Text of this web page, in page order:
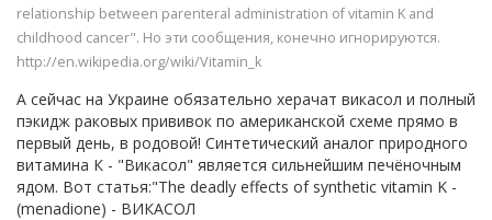
relationship between parenteral administration of vitamin K and
childhood cancer". Но эти сообщения, конечно игнорируются.
http://en.wikipedia.org/wiki/Vitamin_k
А сейчас на Украине обязательно херачат викасол и полный
пэкидж раковых прививок по американской схеме прямо в
первый день, в родовой! Синтетический аналог природного
витамина К - "Викасол" является сильнейшим печёночным
ядом. Вот статья:"The deadly effects of synthetic vitamin K -
(menadione) - ВИКАСОЛ